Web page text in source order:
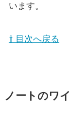
います。
⇧ 目次へ戻る
ノート のワ